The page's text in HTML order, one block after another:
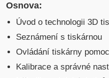
Osnova:
Úvod o technologii 3D
Seznámení s tiskárnou
Ovládání tiskárny
Kalibrace a správné